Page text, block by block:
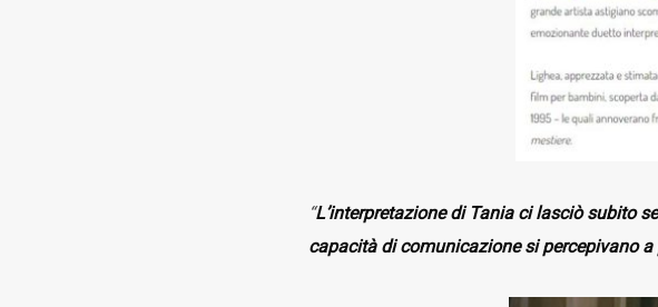
“L’interpretazione di Tania ci lasciò subito
capacità di comunicazione si percepivano a